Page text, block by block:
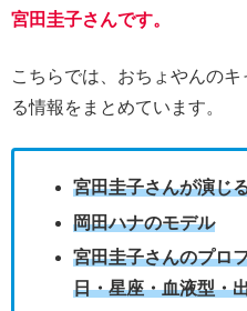
宮田圭子さんです。
こちらでは、おちょやんの
る情報をまとめています。
宮田圭子さんが演じ
岡田ハナのモデル
宮田圭子さんのプロ
日・星座・血液型・